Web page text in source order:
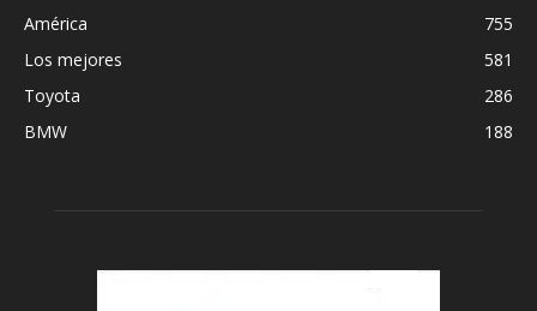
América
755
Los mejores
581
Toyota
286
BMW
188